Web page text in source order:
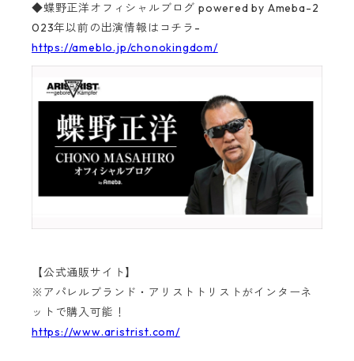
◆蝶野正洋オフィシャルブログ powered by Ameba-2
023年以前の出演情報はコチラ-
https://ameblo.jp/chonokingdom/
【公式通販サイト】
※アパレルブランド・アリストトリストがインターネ
ットで購入可能！
https://www.aristrist.com/